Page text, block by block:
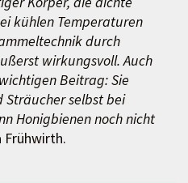
kühlen Temperaturen
durch
wirkungsvoll. Auch
Beitrag: Sie
selbst bei
Honigbienen noch nicht
Frühwirth.